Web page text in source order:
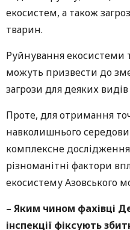
екосистем, а також
тварин.
Руйнування екосистеми
можуть призвести до
загрози для деяких
Проте, для отримання
навколишнього
комплексне
різноманітні фактори
екосистему Азовського
– Яким чином фахівці
інспекції фіксують